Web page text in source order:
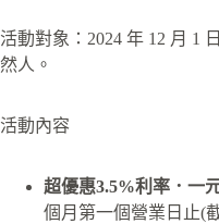
活動對象：2024 年 12 月 1
然人。
活動內容
超優惠3.5%利率．一
個月第一個營業日止(